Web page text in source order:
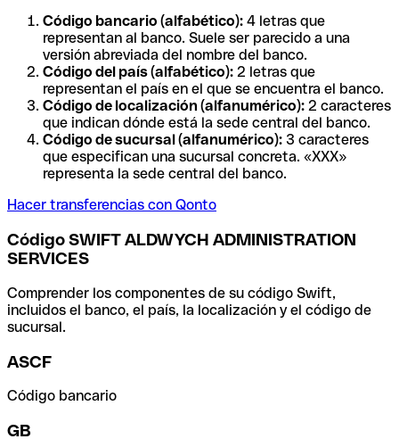
Código bancario (alfabético): 4 letras que
representan al banco. Suele ser parecido a una
versión abreviada del nombre del banco.
Código del país (alfabético): 2 letras que
representan el país en el que se encuentra el banco.
Código de localización (alfanumérico): 2 caracteres
que indican dónde está la sede central del banco.
Código de sucursal (alfanumérico): 3 caracteres
que especifican una sucursal concreta. «XXX»
representa la sede central del banco.
Hacer transferencias con Qonto
Código SWIFT ALDWYCH ADMINISTRATION
SERVICES
Comprender los componentes de su código Swift,
incluidos el banco, el país, la localización y el código de
sucursal.
ASCF
Código bancario
GB